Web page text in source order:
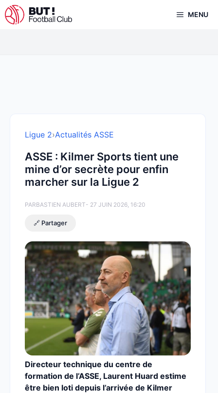
Aller
au
MENU
Ligue 2›Actualités ASSE
ASSE : Kilmer Sports tient une
mine d’or secrète pour enfin
marcher sur la Ligue 2
PARBASTIEN AUBERT- 27 JUIN 2026, 16:20
🔗 Partager
Directeur technique du centre de
formation de l’ASSE, Laurent Huard estime
être bien loti depuis l’arrivée de Kilmer